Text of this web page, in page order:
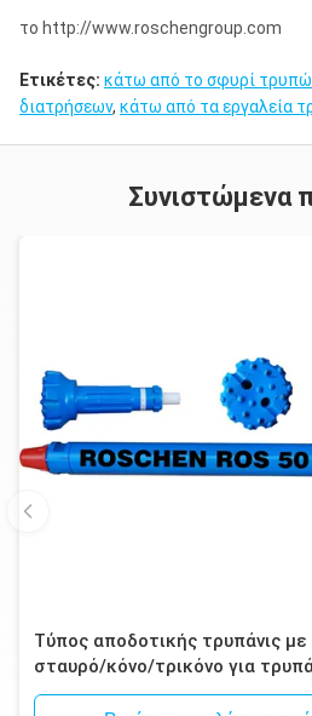
το http://www.roschengroup.com
Ετικέτες: κάτω από το σφυρί
διατρήσεων, κάτω από τα εργαλεία
Συνιστώμενα
Τύπος αποδοτικής τρυπάνις
σταυρό/κόνο/τρικόνο για
σφυρί